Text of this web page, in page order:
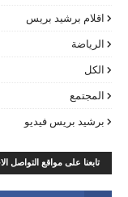
اقلام برشيد بريس
الرياضة
الكل
المجتمع
برشيد بريس فيديو
تابعنا على مواقع التواصل